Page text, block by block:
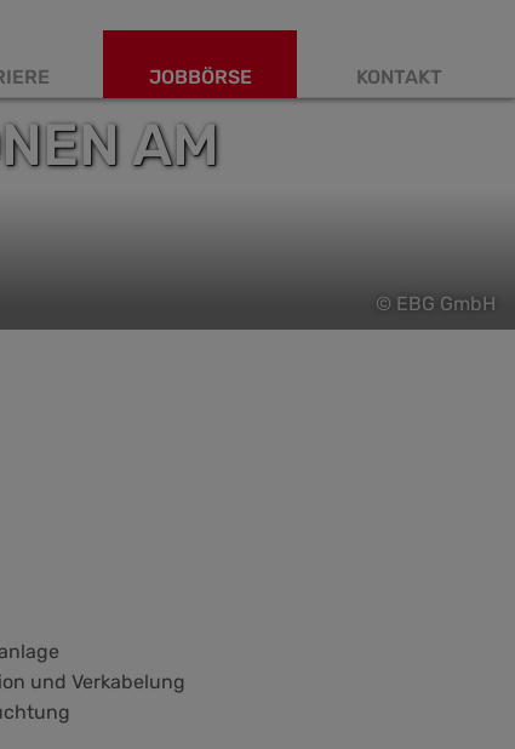
JOBBÖRSE KONTAKT
AM
© EBG GmbH
und Verkabelung